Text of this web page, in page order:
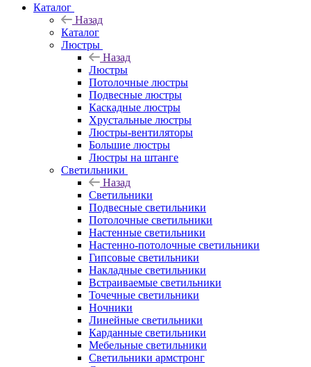
Каталог
Назад
Каталог
Люстры
Назад
Люстры
Потолочные люстры
Подвесные люстры
Каскадные люстры
Хрустальные люстры
Люстры-вентиляторы
Большие люстры
Люстры на штанге
Светильники
Назад
Светильники
Подвесные светильники
Потолочные светильники
Настенные светильники
Настенно-потолочные светильники
Гипсовые светильники
Накладные светильники
Встраиваемые светильники
Точечные светильники
Ночники
Линейные светильники
Карданные светильники
Мебельные светильники
Светильники армстронг